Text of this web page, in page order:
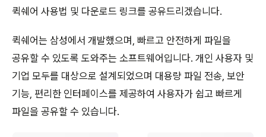
퀵쉐어 사용법 및 다운로드 링크를 공유드리겠습니다.
퀵쉐어는 삼성에서 개발했으며, 빠르고 안전하게 파일을
공유할 수 있도록 도와주는 소프트웨어입니다. 개인 사용자 및
기업 모두를 대상으로 설계되었으며 대용량 파일 전송, 보안
기능, 편리한 인터페이스를 제공하여 사용자가 쉽고 빠르게
파일을 공유할 수 있습니다.